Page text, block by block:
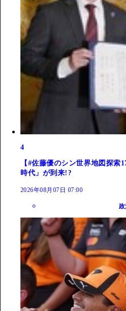
4
【#佐藤優のシン世界地図探
時代」が到来!?
2026年08月07日 07:00